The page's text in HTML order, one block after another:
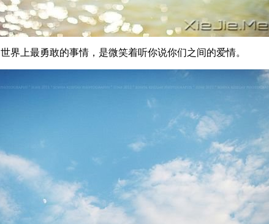
世界上最勇敢的事情，是微笑着听你说你们之间的爱情。